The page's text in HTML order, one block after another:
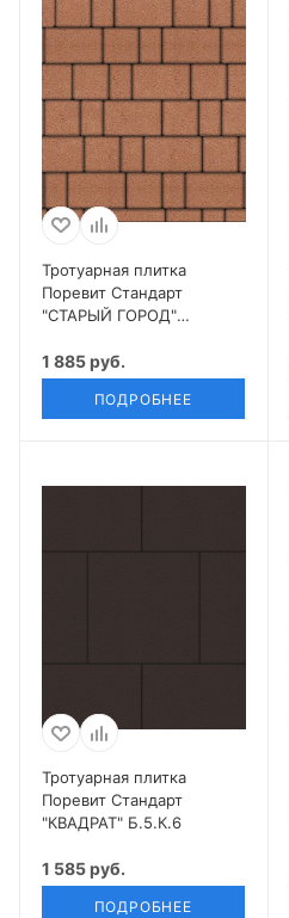
Тротуарная плитка
Поревит Стандарт
"СТАРЫЙ ГОРОД"
1 885 руб.
ПОДРОБНЕЕ
Тротуарная плитка
Поревит Стандарт
"КВАДРАТ" Б.5.К.6
1 585 руб.
ПОДРОБНЕЕ